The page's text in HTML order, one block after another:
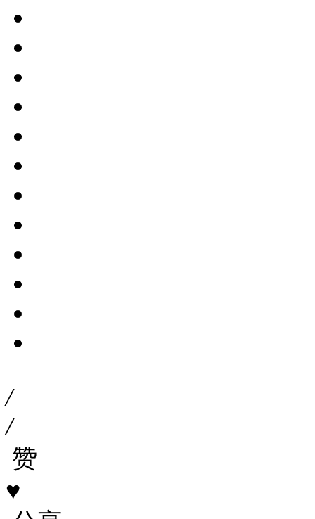
/
/
赞
♥